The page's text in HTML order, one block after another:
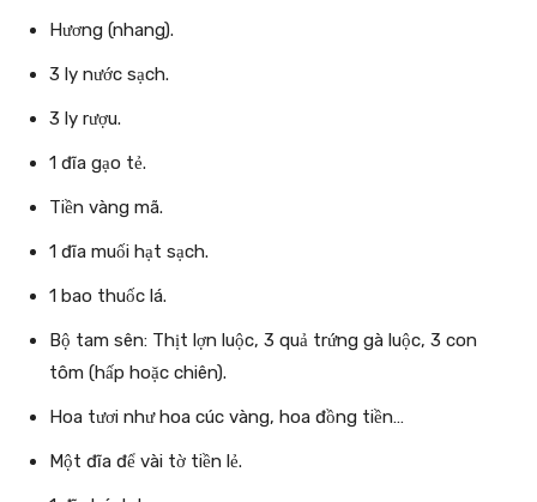
Hương (nhang).
3 ly nước sạch.
3 ly rượu.
1 đĩa gạo tẻ.
Tiền vàng mã.
1 đĩa muối hạt sạch.
1 bao thuốc lá.
Bộ tam sên: Thịt lợn luộc, 3 quả trứng gà luộc, 3 con
tôm (hấp hoặc chiên).
Hoa tươi như hoa cúc vàng, hoa đồng tiền…
Một đĩa để vài tờ tiền lẻ.